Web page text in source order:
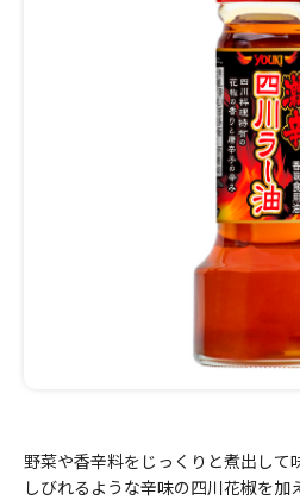
野菜や香辛料をじっくりと煮出して
しびれるような辛味の四川花椒を